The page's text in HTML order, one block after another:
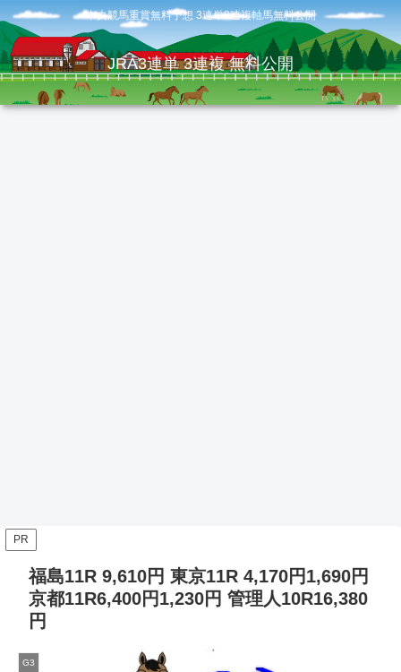
中央競馬重賞無料予想 3連単3連複軸馬無料公開
JRA3連単 3連複 無料公開
PR
福島11R 9,610円 東京11R 4,170円1,690円
京都11R6,400円1,230円 管理人10R16,380
円
G3